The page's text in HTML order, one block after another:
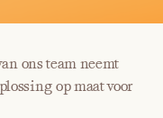
ons team neemt
op maat voor